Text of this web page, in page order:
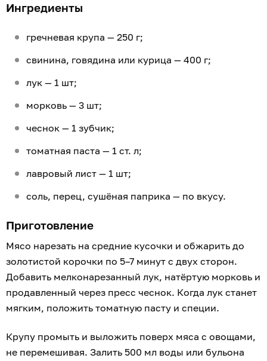
Ингредиенты
гречневая крупа — 250 г;
свинина, говядина или курица — 400 г;
лук — 1 шт;
морковь — 3 шт;
чеснок — 1 зубчик;
томатная паста — 1 ст. л;
лавровый лист — 1 шт;
соль, перец, сушёная паприка — по вкусу.
Приготовление
Мясо нарезать на средние кусочки и обжарить до
золотистой корочки по 5–7 минут с двух сторон.
Добавить мелконарезанный лук, натёртую морковь и
продавленный через пресс чеснок. Когда лук станет
мягким, положить томатную пасту и специи.
Крупу промыть и выложить поверх мяса с овощами,
не перемешивая. Залить 500 мл воды или бульона